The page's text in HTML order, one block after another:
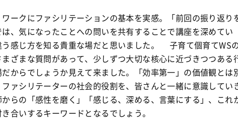
ワークにファシリテーションの基本を実感。「前回の振り返り
、気になったことへの問いを共有することで講座を深めてい
う感じ方を知る貴重な場だと思いました。 子育て個育てWS
ざまな質問があって、少しずつ大切な核心に近づきつつある
からでしょうか見えて来ました。「効率第一」の価値観とは
ァシリテーターの社会的役割を、皆さんと一緒に意識してい
らの「感性を磨く」「感じる、深める、言葉にする」、これ
合いするキーワードとなるでしょう。